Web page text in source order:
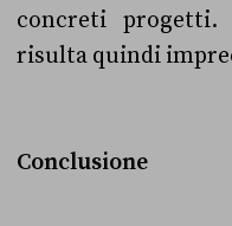
concreti
risulta quindi
Conclusione